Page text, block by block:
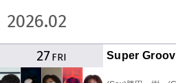
2026.02
27 FRI Super